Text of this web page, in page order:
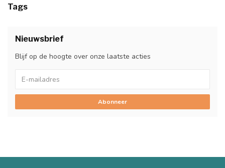
Tags
Nieuwsbrief
Blijf op de hoogte over onze laatste acties
Abonneer